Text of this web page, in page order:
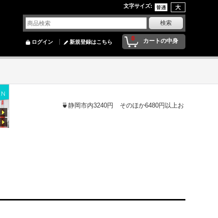
文字サイズ:
0 カートの中身
ログイン 新規登録はこちら
🍵静岡市内3240円 そのほか6480円以上お